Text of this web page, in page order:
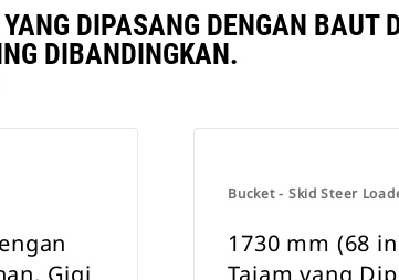
DIPASANG DENGAN BAUT
DIBANDINGKAN.
Gigi
Bucket - Skid Steer
1730 mm (68
Tajam yang